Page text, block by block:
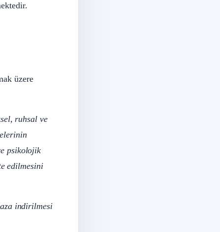
üzere
ruhsal ve
psikolojik
edilmesini
aza indirilmesi